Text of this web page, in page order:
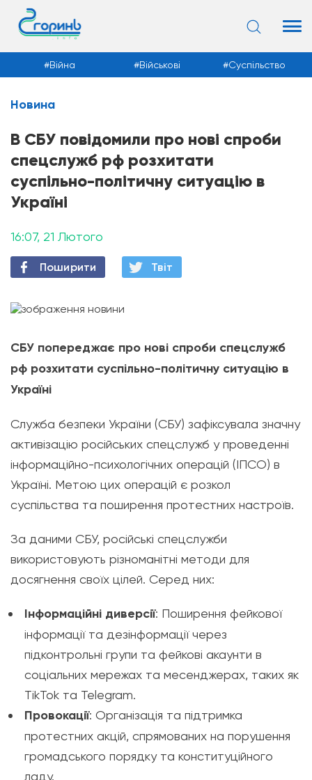
Новини
Війна Військові Суспільство
Новина
В СБУ повідомили про нові спроби
спецслужб рф розхитати
суспільно-політичну ситуацію в
Україні
16:07, 21 Лютого
Поширити Твiт
СБУ попереджає про нові спроби спецслужб
рф розхитати суспільно-політичну ситуацію в
Україні
Служба безпеки України (СБУ) зафіксувала значну
активізацію російських спецслужб у проведенні
інформаційно-психологічних операцій (ІПСО) в
Україні. Метою цих операцій є розкол
суспільства та поширення протестних настроїв.
За даними СБУ, російські спецслужби
використовують різноманітні методи для
досягнення своїх цілей. Серед них:
Інформаційні диверсії: Поширення фейкової
інформації та дезінформації через
підконтрольні групи та фейкові акаунти в
соціальних мережах та месенджерах, таких як
TikTok та Telegram.
Провокації: Організація та підтримка
протестних акцій, спрямованих на порушення
громадського порядку та конституційного
ладу.